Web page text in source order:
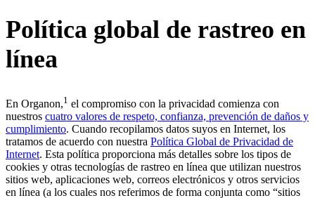
Política global de rastreo en
línea
En Organon,1 el compromiso con la privacidad comienza con
nuestros cuatro valores de respeto, confianza, prevención de daños y
cumplimiento. Cuando recopilamos datos suyos en Internet, los
tratamos de acuerdo con nuestra Política Global de Privacidad de
Internet. Esta política proporciona más detalles sobre los tipos de
cookies y otras tecnologías de rastreo en línea que utilizan nuestros
sitios web, aplicaciones web, correos electrónicos y otros servicios
en línea (a los cuales nos referimos de forma conjunta como “sitios